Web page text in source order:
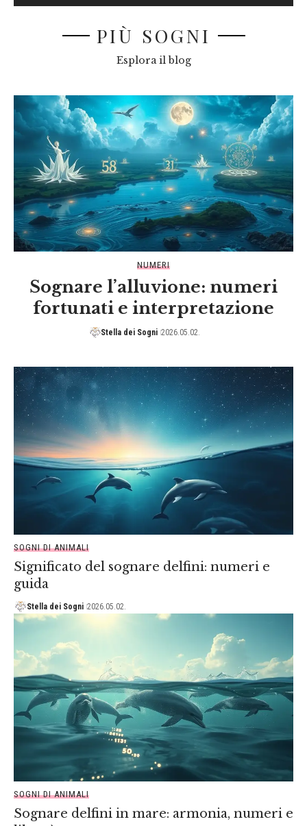
PIÙ SOGNI
Esplora il blog
NUMERI
Sognare l’alluvione: numeri
fortunati e interpretazione
Stella dei Sogni 2026.05.02.
SOGNI DI ANIMALI
Significato del sognare delfini: numeri e
guida
Stella dei Sogni 2026.05.02.
SOGNI DI ANIMALI
Sognare delfini in mare: armonia, numeri e